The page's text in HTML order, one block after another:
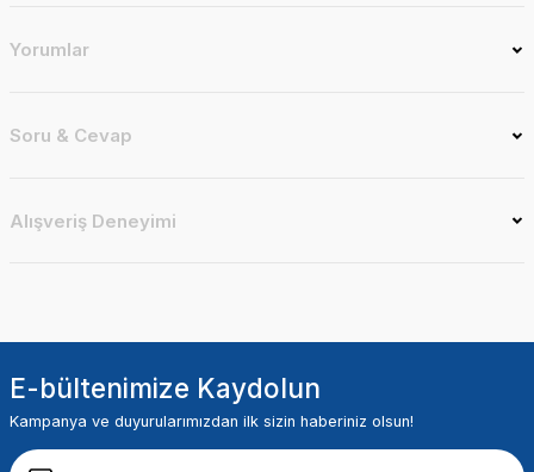
Yorumlar
Soru & Cevap
Alışveriş Deneyimi
E-bültenimize Kaydolun
Kampanya ve duyurularımızdan ilk sizin haberiniz olsun!